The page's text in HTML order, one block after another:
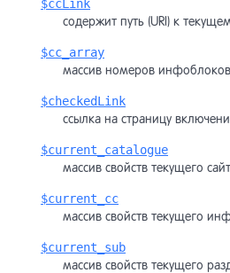
$ccLink
содержит путь (URI) к
$cc_array
массив номеров
$checkedLink
ссылка на страницу
$current_catalogue
массив свойств текущего
$current_cc
массив свойств текущего
$current_sub
массив свойств текущего